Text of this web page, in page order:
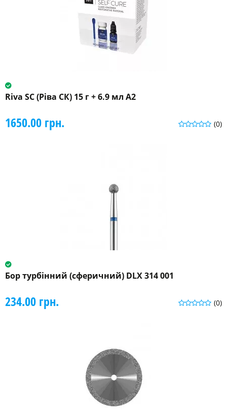
Riva SC (Ріва СК) 15 г + 6.9 мл A2
(0)
1650.00 грн.
Бор турбінний (сферичний) DLX 314 001
(0)
234.00 грн.